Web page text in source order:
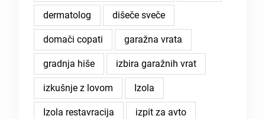
dermatolog dišeče sveče
domači copati garažna vrata
gradnja hiše izbira garažnih vrat
izkušnje z lovom Izola
Izola restavracija izpit za avto